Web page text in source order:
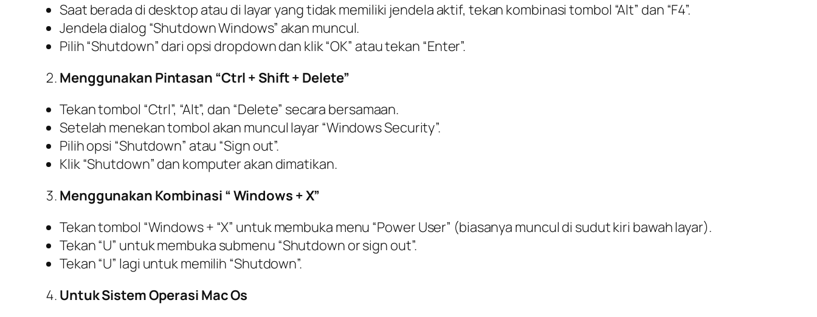
Saat berada di desktop atau di layar yang tidak memiliki jendela aktif, tekan kombinasi tombol “Alt” dan “F4”.
Jendela dialog “Shutdown Windows” akan muncul.
Pilih “Shutdown” dari opsi dropdown dan klik “OK” atau tekan “Enter”.
Menggunakan Pintasan “Ctrl + Shift + Delete”
Tekan tombol “Ctrl”, “Alt”, dan “Delete” secara bersamaan.
Setelah menekan tombol akan muncul layar “Windows Security”.
Pilih opsi “Shutdown” atau “Sign out”.
Klik “Shutdown” dan komputer akan dimatikan.
Menggunakan Kombinasi “ Windows + X”
Tekan tombol “Windows + “X” untuk membuka menu “Power User” (biasanya muncul di sudut kiri bawah layar).
Tekan “U” untuk membuka submenu “Shutdown or sign out”.
Tekan “U” lagi untuk memilih “Shutdown”.
Untuk Sistem Operasi Mac Os